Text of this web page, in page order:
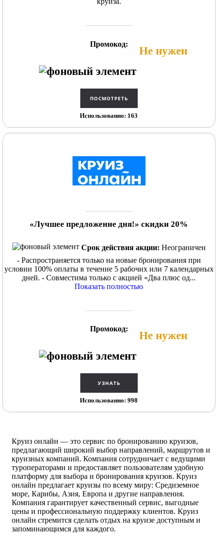
Промокод:
Не нужен
Использованно: 163
«Лучшее предложение дня!» скидки 20%
Срок действия акции: Неограничен
- Распространяется только на новые бронирования при
условии 100% оплаты в течение 5 рабочих или 7 календарных
дней. - Совместима только с акцией «Два плюс од...
Показать полностью
Промокод:
Не нужен
Использованно: 998
Круиз онлайн — это сервис по бронированию круизов,
предлагающий широкий выбор направлений, маршрутов и
круизных компаний. Компания сотрудничает с ведущими
туроператорами и предоставляет пользователям удобную
платформу для выбора и бронирования круизов. Круиз
онлайн предлагает круизы по всему миру: Средиземное
море, Карибы, Азия, Европа и другие направления.
Компания гарантирует качественный сервис, выгодные
цены и профессиональную поддержку клиентов. Круиз
онлайн стремится сделать отдых на круизе доступным и
запоминающимся для каждого.